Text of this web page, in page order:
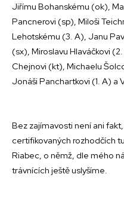
Jiřímu Bohanskému (ok),
Pancnerovi (sp), Miloši
Lehotskému (3. A), Janu
(sx), Miroslavu Hlaváčkovi
Chejnovi (kt), Michaelu
Jonáši Panchartkovi (1. A) a
Bez zajímavosti není ani
certifikovaných rozhodčích
Riabec, o němž, dle mého
trávnících ještě uslyšíme.